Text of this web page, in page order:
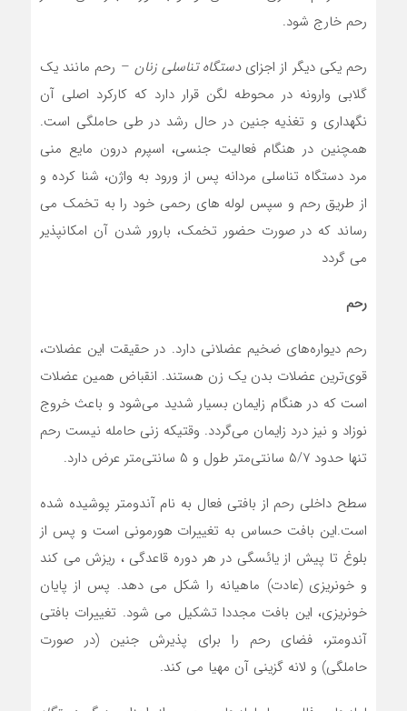
رحم خارج شود.
رحم یکی دیگر از اجزایدستگاه تناسلی زنان – رحم مانند یک
گلابی وارونه در محوطه لگن قرار دارد که کارکرد اصلی آن
نگهداری و تغذیه جنین در حال رشد در طی حاملگی است.
همچنین در هنگام فعالیت جنسی، اسپرم درون مایع منی
مرد دستگاه تناسلی مردانه پس از ورود به واژن، شنا کرده و
از طریق رحم و سپس لوله های رحمی خود را به تخمک می
رساند که در صورت حضور تخمک، بارور شدن آن امکانپذیر
می گردد
رحم
رحم دیواره‌های ضخیم عضلانی دارد. در حقیقت این عضلات،
قوی‌ترین عضلات بدن یک زن هستند. انقباض همین عضلات
است که در هنگام زایمان بسیار شدید می‌شود و باعث خروج
نوزاد و نیز درد زایمان می‌گردد. وقتیکه زنی حامله نیست رحم
تنها حدود ۵/۷ سانتی‌متر طول و ۵ سانتی‌متر عرض دارد.
سطح داخلی رحم از بافتی فعال به نام آندومتر پوشیده شده
است.این بافت حساس به تغییرات هورمونی است و پس از
بلوغ تا پیش از یائسگی در هر دوره قاعدگی ، ریزش می کند
و خونریزی (عادت) ماهیانه را شکل می دهد. پس از پایان
خونریزی، این بافت مجددا تشکیل می شود. تغییرات بافتی
آندومتر، فضای رحم را برای پذیرش جنین (در صورت
حاملگی) و لانه گزینی آن مهیا می کند.